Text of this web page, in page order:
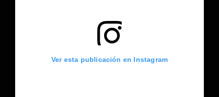
Ver esta publicación en Instagram